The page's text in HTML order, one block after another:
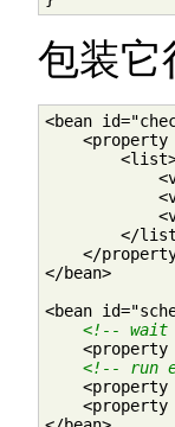
包装它
<bean
<property
</
</
</bean>
<bean
<!-- wait
<property
<!-- run
<property
<property